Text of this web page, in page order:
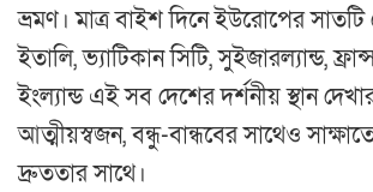
ভ্রমণ। মাত্র বাইশ দিনে ইউরোপের
ইতালি, ভ্যাটিকান সিটি, সুইজারল্যান্ড,
ইংল্যান্ড এই সব দেশের দর্শনীয় স্থান
আত্মীয়স্বজন, বন্ধু-বান্ধবের সাথেও
দ্রুততার সাথে।